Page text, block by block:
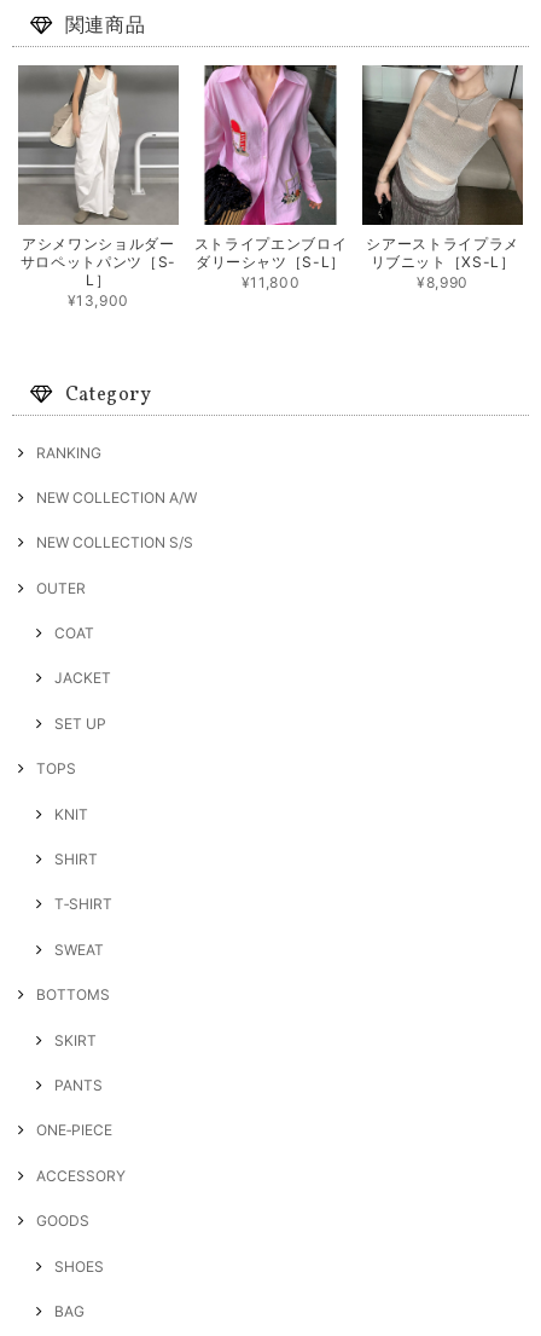
関連商品
アシメワンショルダー
サロペットパンツ［S-
L］
¥13,900
ストライプエンブロイ
ダリーシャツ［S-L］
¥11,800
シアーストライプラメ
リブニット［XS-L］
¥8,990
Category
RANKING
NEW COLLECTION A/W
NEW COLLECTION S/S
OUTER
COAT
JACKET
SET UP
TOPS
KNIT
SHIRT
T‐SHIRT
SWEAT
BOTTOMS
SKIRT
PANTS
ONE‐PIECE
ACCESSORY
GOODS
SHOES
BAG